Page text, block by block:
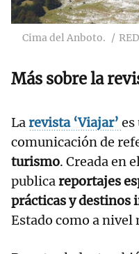
Cima del Anboto.
Más sobre la
Larevista ‘Viajar’ es
comunicación de
turismo. Creada en
publicareportajes
prácticas y destinos
Estado como a nivel